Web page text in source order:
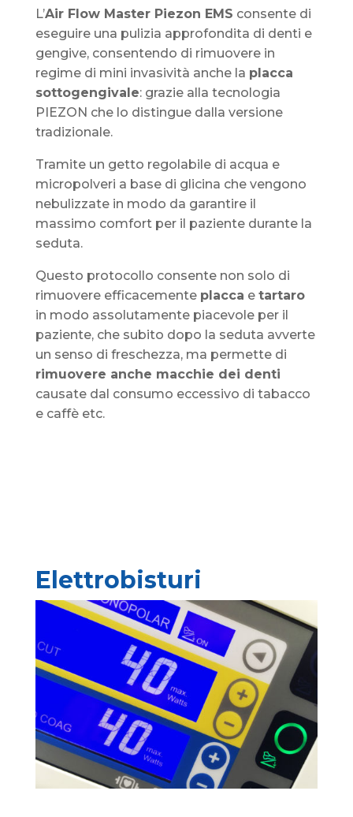
L’Air Flow Master Piezon EMS consente di
eseguire una pulizia approfondita di denti e
gengive, consentendo di rimuovere in
regime di mini invasività anche la placca
sottogengivale: grazie alla tecnologia
PIEZON che lo distingue dalla versione
tradizionale.
Tramite un getto regolabile di acqua e
micropolveri a base di glicina che vengono
nebulizzate in modo da garantire il
massimo comfort per il paziente durante la
seduta.
Questo protocollo consente non solo di
rimuovere efficacemente placca e tartaro
in modo assolutamente piacevole per il
paziente, che subito dopo la seduta avverte
un senso di freschezza, ma permette di
rimuovere anche macchie dei denti
causate dal consumo eccessivo di tabacco
e caffè etc.
Elettrobisturi